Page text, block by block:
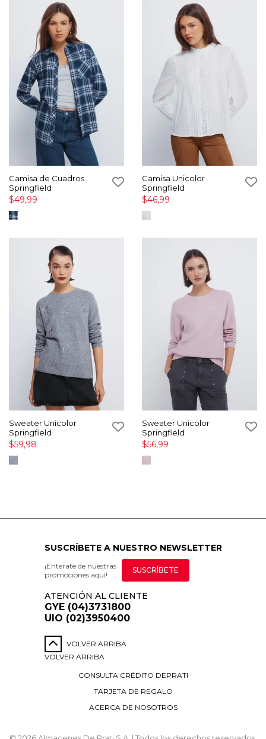
Camisa de Cuadros
Springfield
$49,99
Camisa Unicolor
Springfield
$46,99
Sweater Unicolor
Springfield
$59,98
Sweater Unicolor
Springfield
$56,99
SUSCRÍBETE A NUESTRO NEWSLETTER
¡Entérate de nuestras
promociones aquí!
SUSCRÍBETE
ATENCIÓN AL CLIENTE
GYE (04)3731800
UIO (02)3950400
VOLVER ARRIBA
VOLVER ARRIBA
CONSULTA CRÉDITO DEPRATI
TARJETA DE REGALO
ACERCA DE NOSOTROS